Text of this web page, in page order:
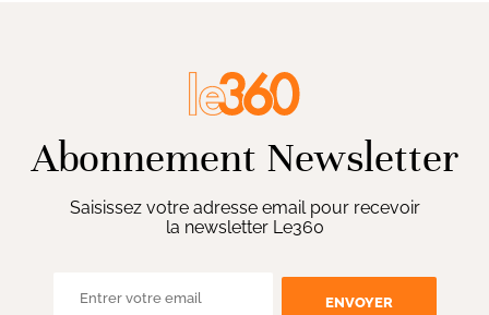
Abonnement Newsletter
Saisissez votre adresse email pour recevoir
la newsletter Le360
ENVOYER